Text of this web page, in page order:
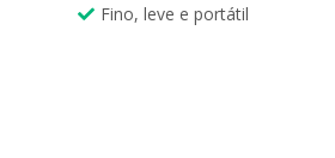
Fino, leve e portátil